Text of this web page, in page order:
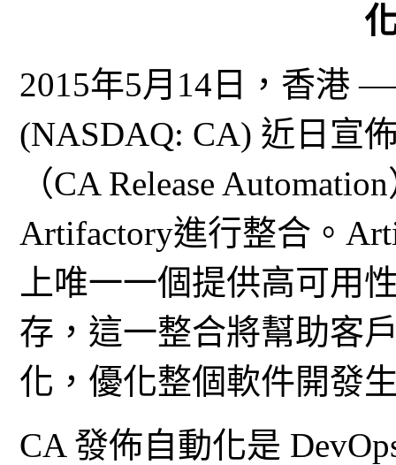
2015年5月14日，香港
(NASDAQ: CA) 近日宣
（CA Release
Artifactory進行整合。
上唯一一個提供高可用
存，這一整合將幫助客
化，優化整個軟件開發
CA 發佈自動化是